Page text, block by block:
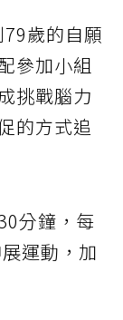
歲的自願
參加小組
挑戰腦力
的方式追
分鐘，每
運動，加